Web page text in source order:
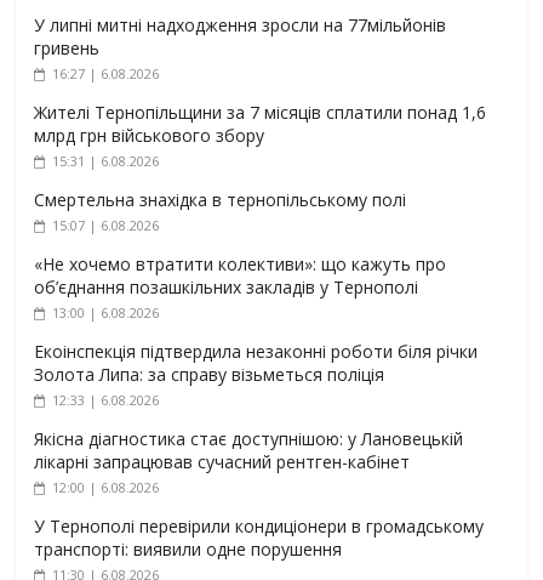
У липні митні надходження зросли на 77мільйонів
гривень
16:27 | 6.08.2026
Жителі Тернопільщини за 7 місяців сплатили понад 1,6
млрд грн військового збору
15:31 | 6.08.2026
Смертельна знахідка в тернопільському полі
15:07 | 6.08.2026
«Не хочемо втратити колективи»: що кажуть про
об’єднання позашкільних закладів у Тернополі
13:00 | 6.08.2026
Екоінспекція підтвердила незаконні роботи біля річки
Золота Липа: за справу візьметься поліція
12:33 | 6.08.2026
Якісна діагностика стає доступнішою: у Лановецькій
лікарні запрацював сучасний рентген-кабінет
12:00 | 6.08.2026
У Тернополі перевірили кондиціонери в громадському
транспорті: виявили одне порушення
11:30 | 6.08.2026